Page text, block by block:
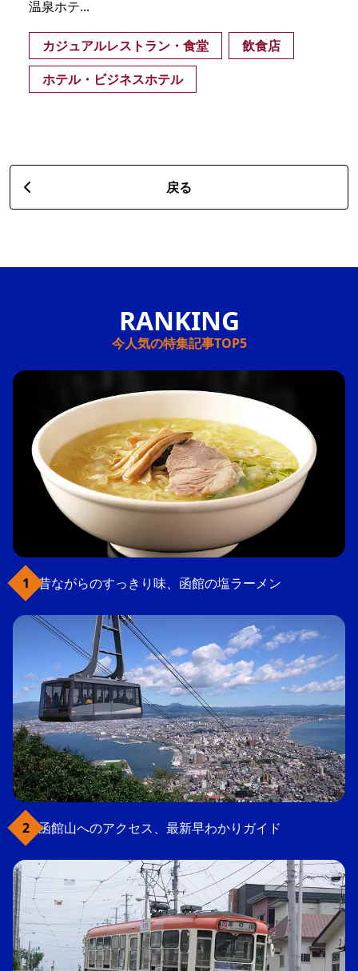
温泉ホテ...
カジュアルレストラン・食堂
飲食店
ホテル・ビジネスホテル
戻る
今人気の特集記事TOP5
昔ながらのすっきり味、函館の塩ラーメン
函館山へのアクセス、最新早わかりガイド